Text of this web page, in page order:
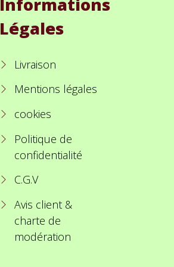
Légales
Livraison
Mentions légales
cookies
Politique de
confidentialité
C.G.V
Avis client &
charte de
modération